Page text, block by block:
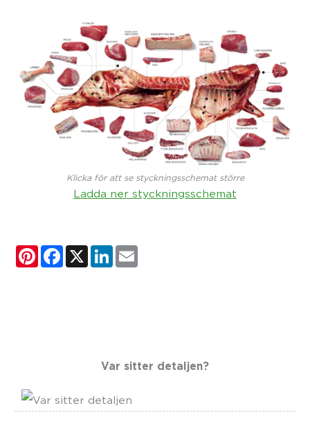
Klicka för att se styckningsschemat större
Ladda ner styckningsschemat
PinterestFacebook
X LinkedIn
Var sitter detaljen?